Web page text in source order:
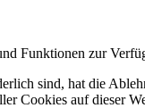
Funktionen zur
sind, hat die
Cookies auf dieser